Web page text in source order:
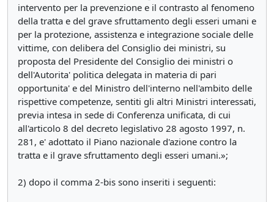
intervento per la prevenzione e il contrasto al fenomeno
della tratta e del grave sfruttamento degli esseri umani e
per la protezione, assistenza e integrazione sociale delle
vittime, con delibera del Consiglio dei ministri, su
proposta del Presidente del Consiglio dei ministri o
dell'Autorita' politica delegata in materia di pari
opportunita' e del Ministro dell'interno nell'ambito delle
rispettive competenze, sentiti gli altri Ministri interessati,
previa intesa in sede di Conferenza unificata, di cui
all'articolo 8 del decreto legislativo 28 agosto 1997, n.
281, e' adottato il Piano nazionale d'azione contro la
tratta e il grave sfruttamento degli esseri umani.»;
2) dopo il comma 2-bis sono inseriti i seguenti: